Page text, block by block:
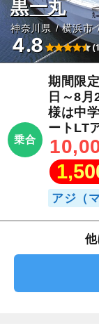
黒一丸
神奈川県 横浜市
4.8
乗合
期間限
日～8
様は中
ートLT
アジ（